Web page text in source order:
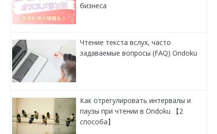
бизнеса
Чтение текста вслух, часто
задаваемые вопросы (FAQ) Ondoku
Как отрегулировать интервалы и
паузы при чтении в Ondoku 【2
способа】